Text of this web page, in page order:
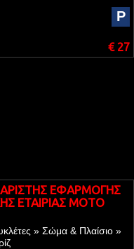
P
€ 27
ΕΦΑΡΜΟΓΗΣ
ΕΤΑΙΡΙΑΣ MOTO
YZF R1 BIG BANG
» Σώμα & Πλαίσιο »